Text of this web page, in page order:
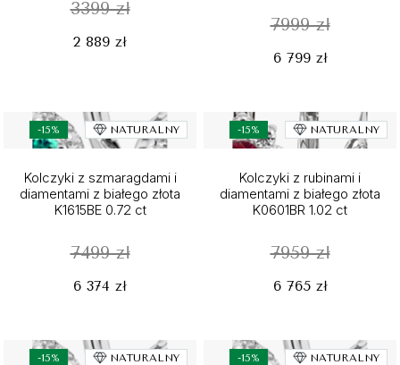
3399 zł
2 889 zł
7999 zł
6 799 zł
-15% NATURALNY
Kolczyki z szmaragdami i
diamentami z białego złota
K1615BE 0.72 ct
7499 zł
6 374 zł
-15% NATURALNY
Kolczyki z rubinami i
diamentami z białego złota
K0601BR 1.02 ct
7959 zł
6 765 zł
-15% NATURALNY -15% NATURALNY